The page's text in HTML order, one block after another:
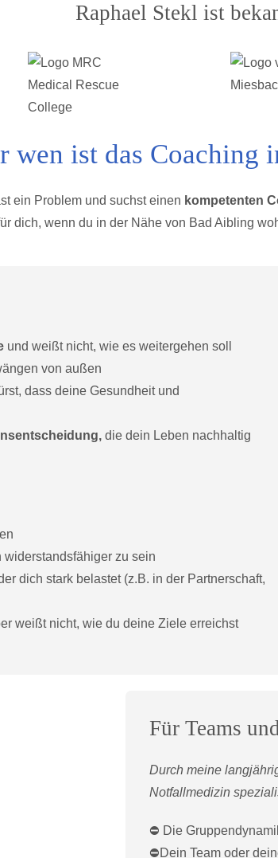
Raphael Stekl ist
wen ist das Coaching
ein Problem und suchst einen kompetenten
dich, wenn du in der Nähe von Bad Aibling
und weißt nicht, wie es weitergehen soll
von außen
dass deine Gesundheit und
die dein Leben nachhaltig
zu sein
dich stark belastet (z.B. in der Partnerschaft,
weißt nicht, wie du deine Ziele erreichst
Für Teams
Durch meine
Notfallmedizin
⛔️ Die
⛔️Dein Team oder